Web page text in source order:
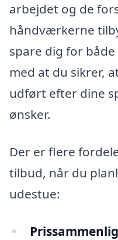
arbejdet og de
håndværkerne
spare dig for
med at du sikrer,
udført efter dine
ønsker.
Der er flere
tilbud, når du
udestue: